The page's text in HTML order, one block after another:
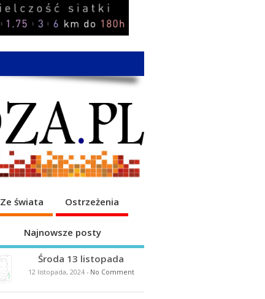
Ze świata Ostrzeżenia
Najnowsze posty
Środa 13 listopada
12 listopada, 2024- No Comment